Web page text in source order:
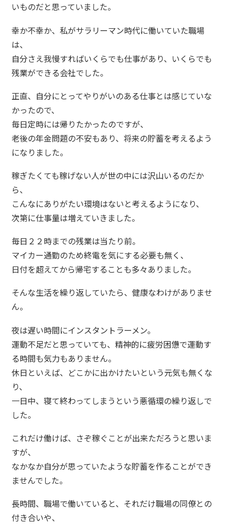
いものだと思っていました。
幸か不幸か、私がサラリーマン時代に働いていた職場
は、
自分さえ我慢すればいくらでも仕事があり、いくらでも
残業ができる会社でした。
正直、自分にとってやりがいのある仕事とは感じていな
かったので、
毎日定時には帰りたかったのですが、
老後の年金問題の不安もあり、将来の貯蓄を考えるよう
になりました。
稼ぎたくても稼げない人が世の中には沢山いるのだか
ら、
こんなにありがたい環境はないと考えるようになり、
次第に仕事量は増えていきました。
毎日２２時までの残業は当たり前。
マイカー通勤のため終電を気にする必要も無く、
日付を超えてから帰宅することも多々ありました。
そんな生活を繰り返していたら、健康なわけがありませ
ん。
夜は遅い時間にインスタントラーメン。
運動不足だと思っていても、精神的に疲労困憊で運動す
る時間も気力もありません。
休日といえば、どこかに出かけたいという元気も無くな
り、
一日中、寝て終わってしまうという悪循環の繰り返しで
した。
これだけ働けば、さぞ稼ぐことが出来ただろうと思いま
すが、
なかなか自分が思っていたような貯蓄を作ることができ
ませんでした。
長時間、職場で働いていると、それだけ職場の同僚との
付き合いや、